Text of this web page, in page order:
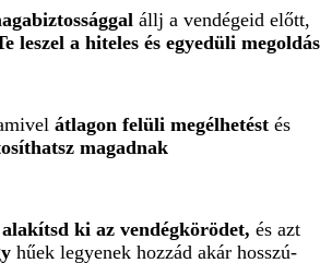
állj a vendégeid előtt,
leszel a hiteles és egyedüli megoldás
átlagon felüli megélhetést és
magadnak
alakítsd ki az vendégkörödet, és azt
hűek legyenek hozzád akár hosszú-